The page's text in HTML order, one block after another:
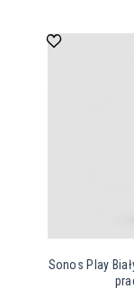
Sonos Play